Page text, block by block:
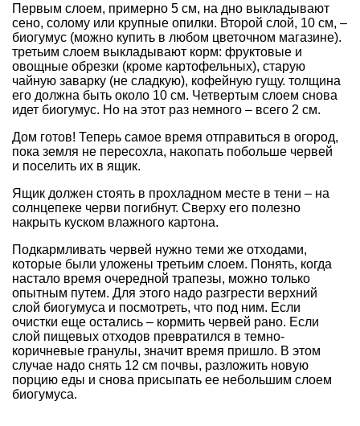
Первым слоем, примерно 5 см, на дно выкладывают
сено, солому или крупные опилки. Второй слой, 10 см, –
биогумус (можно купить в любом цветочном магазине).
третьим слоем выкладывают корм: фруктовые и
овощные обрезки (кроме картофельных), старую
чайную заварку (не сладкую), кофейную гущу. толщина
его должна быть около 10 см. Четвертым слоем снова
идет биогумус. Но на этот раз немного – всего 2 см.
Дом готов! Теперь самое время отправиться в огород,
пока земля не пересохла, накопать побольше червей
и поселить их в ящик.
Ящик должен стоять в прохладном месте в тени – на
солнцепеке черви погибнут. Сверху его полезно
накрыть куском влажного картона.
Подкармливать червей нужно теми же отходами,
которые были уложены третьим слоем. Понять, когда
настало время очередной трапезы, можно только
опытным путем. Для этого надо разгрести верхний
слой биогумуса и посмотреть, что под ним. Если
очистки еще остались – кормить червей рано. Если
слой пищевых отходов превратился в темно-
коричневые гранулы, значит время пришло. В этом
случае надо снять 12 см почвы, разложить новую
порцию еды и снова присыпать ее небольшим слоем
биогумуса.